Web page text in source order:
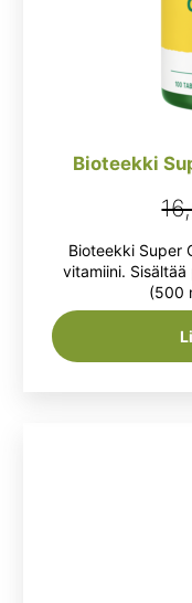
Bioteekki
Bioteekki Super
vitamiini.
(500